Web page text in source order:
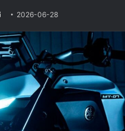
Send
email
2026-06-28